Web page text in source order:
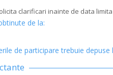
clarificari inainte de data
de la:
de participare trebuie depuse